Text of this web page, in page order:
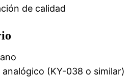
de calidad
(KY-038 o similar)